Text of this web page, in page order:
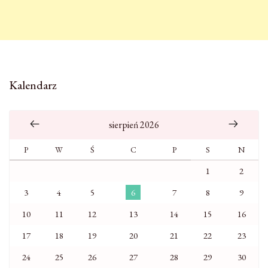
Kalendarz
sierpień 2026
P W Ś C P S N
1
2
3
4 5 6 7 8
9
10
11 12 13 14 15
16
17
18 19 20 21 22
23
24
25 26 27 28 29 30